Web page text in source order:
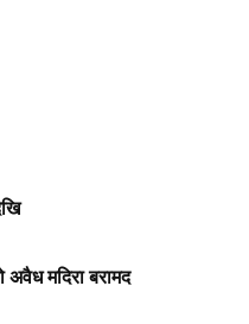
अवैध मदिरा बरामद